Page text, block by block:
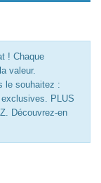
! Chaque
valeur.
le souhaitez :
PLUS
Découvrez-en